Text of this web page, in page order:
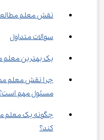
نقش معلم
سوالات متداول
یک بهترین معلم
چرا نقش معلم
مسئول مهم
چگونه یک معلم
کند؟